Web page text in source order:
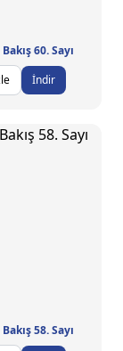
60. Sayı
İndir
58. Sayı